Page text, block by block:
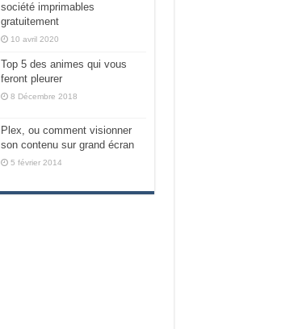
société imprimables
gratuitement
10 avril 2020
Top 5 des animes qui vous
feront pleurer
8 Décembre 2018
Plex, ou comment visionner
son contenu sur grand écran
5 février 2014